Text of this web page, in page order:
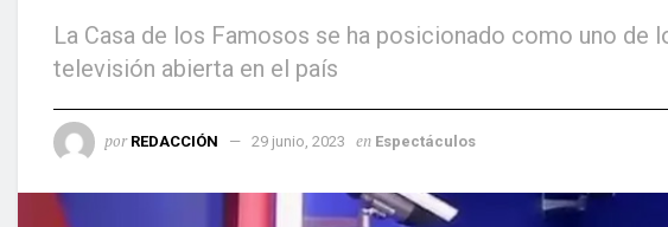
La Casa de los Famosos se ha posicionado como uno
televisión abierta en el país
por REDACCIÓN 29 junio, 2023 en Espectáculos